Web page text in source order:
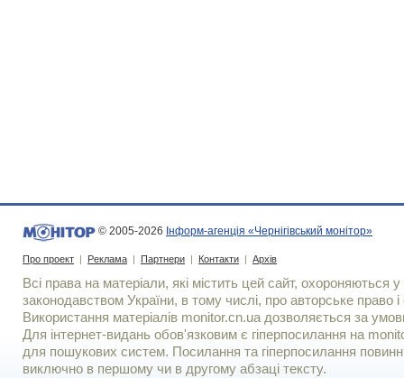
© 2005-2026 Інформ-агенція «Чернігівський монітор»
Про проект | Реклама | Партнери | Контакти | Архів
Всі права на матеріали, які містить цей сайт, охороняються у
законодавством України, в тому числі, про авторське право і
Використання матерiалiв monitor.cn.ua дозволяється за
Для iнтернет-видань обов'язковим є гiперпосилання на
для пошукових систем. Посилання та гіперпосилання
виключно в першому чи в другому абзаці тексту.